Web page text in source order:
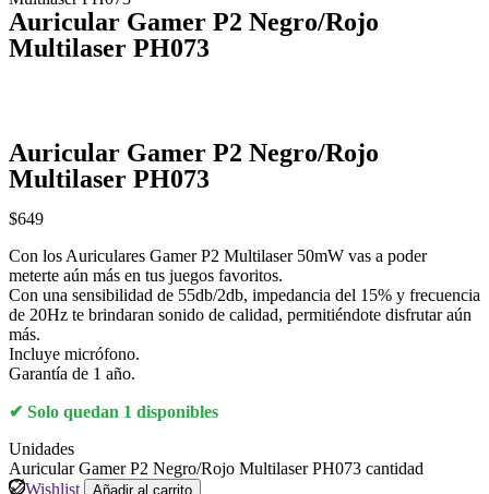
Auricular Gamer P2 Negro/Rojo
Multilaser PH073
Auricular Gamer P2 Negro/Rojo
Multilaser PH073
$649
Con los Auriculares Gamer P2 Multilaser 50mW vas a poder
meterte aún más en tus juegos favoritos.
Con una sensibilidad de 55db/2db, impedancia del 15% y frecuencia
de 20Hz te brindaran sonido de calidad, permitiéndote disfrutar aún
más.
Incluye micrófono.
Garantía de 1 año.
Solo quedan 1 disponibles
Unidades
Auricular Gamer P2 Negro/Rojo Multilaser PH073 cantidad
Wishlist
Añadir al carrito